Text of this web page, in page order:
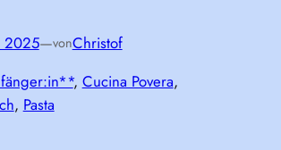
2025—vonChristof
, Cucina Povera
, Pasta